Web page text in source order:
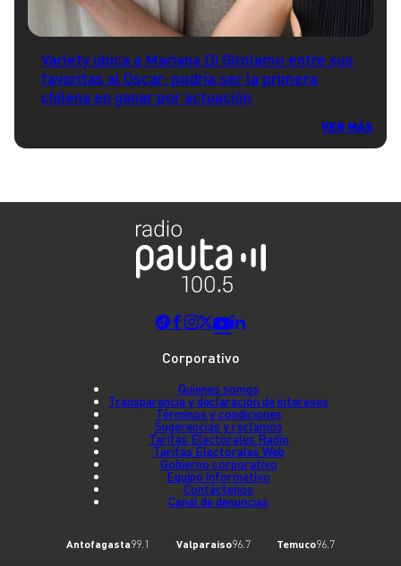
Variety ubica a Mariana Di Girolamo entre sus
favoritas al Oscar: podría ser la primera
chilena en ganar por actuación
VER MÁS
Corporativo
Quienes somos
Transparencia y declaración de intereses
Términos y condiciones
Sugerencias y reclamos
Tarifas Electorales Radio
Tarifas Electorales Web
Gobierno corporativo
Equipo informativo
Contáctenos
Canal de denuncias
Antofagasta99.1 Valparaíso96.7 Temuco96.7